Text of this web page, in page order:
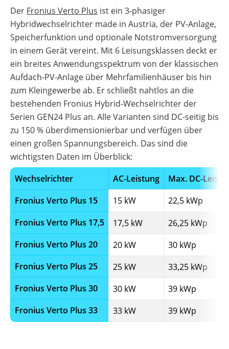
Wärmepumpe:
Wirtschaftlichkeit
berechnen
Unabhängigkeitsrechner
Marktstammdatenregister
Der Fronius Verto Plus ist ein 3-phasiger
Hybridwechselrichter made in Austria, der PV-Anlage,
Speicherfunktion und optionale Notstromversorgung
in einem Gerät vereint. Mit 6 Leisungsklassen deckt er
ein breites Anwendungsspektrum von der klassischen
Aufdach-PV-Anlage über Mehrfamilienhäuser bis hin
zum Kleingewerbe ab. Er schließt nahtlos an die
bestehenden Fronius Hybrid-Wechselrichter der
Serien GEN24 Plus an. Alle Varianten sind DC-seitig bis
zu 150 % überdimensionierbar und verfügen über
einen großen Spannungsbereich. Das sind die
wichtigsten Daten im Überblick:
Wechselrichter
AC-Leistung
Max. DC-
Fronius Verto Plus 15
15 kW
22,5 kWp
Fronius Verto Plus 17,5
17,5 kW
26,25 kWp
Fronius Verto Plus 20
20 kW
30 kWp
Fronius Verto Plus 25
25 kW
33,25 kWp
Fronius Verto Plus 30
30 kW
39 kWp
Fronius Verto Plus 33
33 kW 39 kWp